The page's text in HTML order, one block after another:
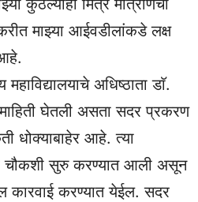
कुठल्याही मित्र मैत्रिणिंचा
माझ्या आईवडीलांकडे लक्ष
अधिष्ठाता डाॅ.
घेतली असता सदर प्रकरण
धोक्याबाहेर आहे. त्या
चौकशी सुरु करण्यात आली असून
कारवाई करण्यात येईल. सदर